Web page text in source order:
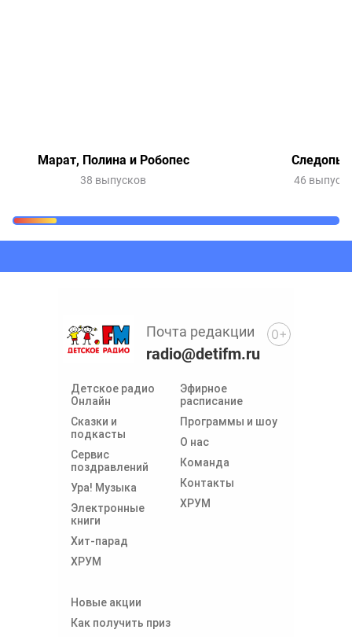
Марат, Полина и Робопес
38 выпусков 46
Детское радио
Онлайн
Сказки и
подкасты
Сервис
поздравлений
Ура! Музыка
Электронные
книги
Хит-парад
ХРУМ
Эфирное
расписание
Программы и шоу
О нас
Команда
Контакты
ХРУМ
Новые акции
Как получить приз
Почта редакции
radio@detifm.ru
0+